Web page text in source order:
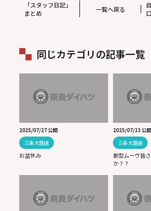
「スタッフ日記」
まとめ
一覧へ戻る
同じカテゴリの記事一覧
2025/07/27 公開
三条大路店
お盆休み
2025/07/13 公開
三条大路店
新型ムーヴ皆
か？？